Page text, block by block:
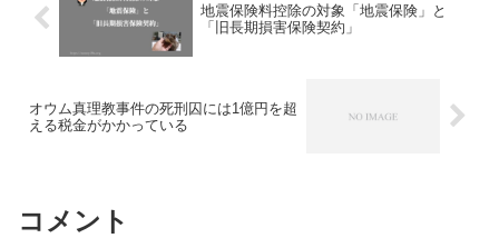
地震保険料控除の対象「地震保険」と
「旧長期損害保険契約」
オウム真理教事件の死刑囚には1億円を超
える税金がかかっている
コメント